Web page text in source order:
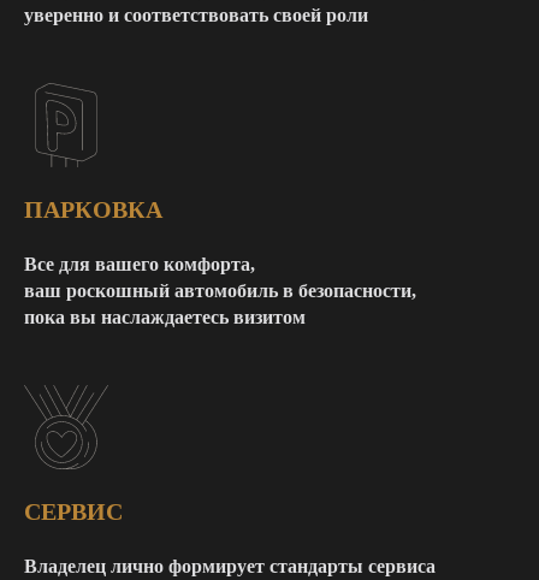
уверенно и соответствовать своей роли
ПАРКОВКА
Все для вашего комфорта,
ваш роскошный автомобиль в безопасности,
пока вы наслаждаетесь визитом
СЕРВИС
Владелец лично формирует стандарты сервиса